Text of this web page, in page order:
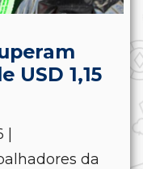
USD 1,15
da